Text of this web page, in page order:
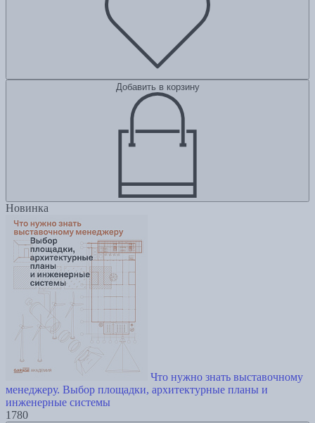
Добавить в корзину
Новинка
Что нужно знать выставочному
менеджеру. Выбор площадки, архитектурные планы и
инженерные системы
1780